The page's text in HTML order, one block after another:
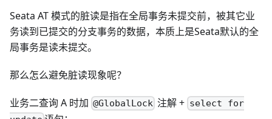
Seata AT 模式的脏读是指在全局事务未提交前，被其它业
务读到已提交的分支事务的数据，本质上是Seata默认的全
局事务是读未提交。
那么怎么避免脏读现象呢？
业务二查询 A 时加 @GlobalLock 注解 + select for